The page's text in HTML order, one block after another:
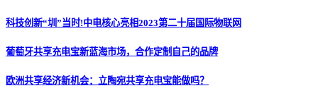
科技创新“圳”当时!中电核心亮相2023第二十届国际物联网
葡萄牙共享充电宝新蓝海市场，合作定制自己的品牌
欧洲共享经济新机会：立陶宛共享充电宝能做吗？